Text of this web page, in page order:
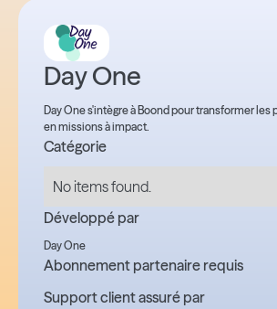
Day One
Day One s'intègre à Boond pour transformer
en missions à impact.
Catégorie
No items found.
Développé par
Day One
Abonnement partenaire requis
Support client assuré par